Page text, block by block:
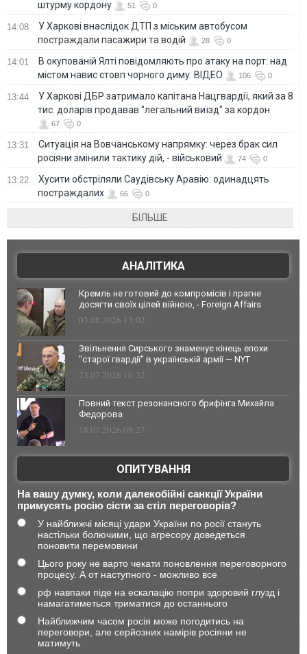
штурму кордону 51 0
14:08
У Харкові внаслідок ДТП з міським автобусом
постраждали пасажири та водій
28 0
14:01
В окупованій Ялті повідомляють про атаку на порт: над
містом навис стовп чорного диму. ВІДЕО
106 0
13:44
У Харкові ДБР затримало капітана Нацгвардії, який за 8
тис. доларів продавав "легальний виїзд" за кордон
67 0
13:31
Ситуація на Вовчанському напрямку: через брак сил
росіяни змінили тактику дій, - військовий
74 0
13:22
Хусити обстріляли Саудівську Аравію: одинадцять
постраждалих
66 0
БІЛЬШЕ
АНАЛІТИКА
Кремль не готовий до компромісів і прагне
досягти своїх цілей війною, - Foreign Affairs
03.08.2026 13:02
Звільнення Сирського знаменує кінець епохи
"старої гвардії" в українській армії — NYT
23.07.2026 10:32
Повний текст резонансного брифінга Михайла
Федорова
18.07.2026 09:27
ОПИТУВАННЯ
На вашу думку, коли далекобійні санкції України
примусять росію сісти за стіл переговорів?
У найближчі місяці удари України по росії стануть
настільки болючими, що агресору доведеться
поновити перемовини
Цього року не варто чекати поновлення переговорного
процесу. А от наступного - можливо все
рф навпаки піде на ескалацію попри здоровий глузд і
намагатиметься триматися до останнього
Найближчим часом росія може погодитись на
переговори, але серйозних намірів росіяни не
матимуть